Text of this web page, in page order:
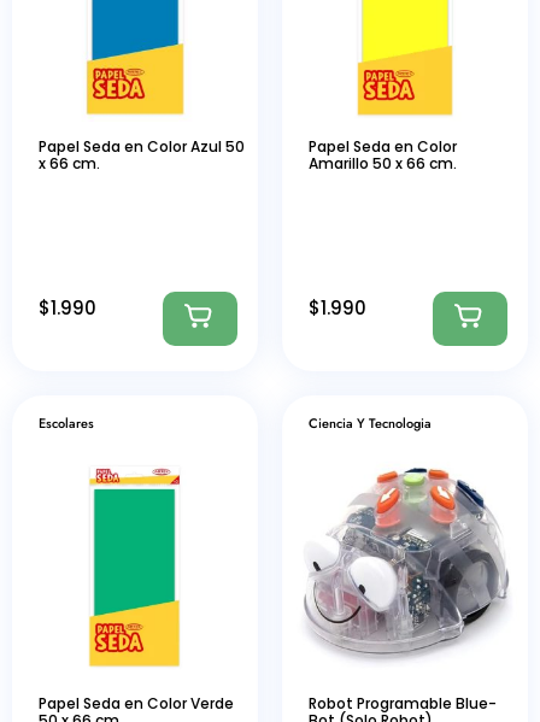
Papel Seda en Color Azul 50
x 66 cm.
$1.990
Papel Seda en Color
Amarillo 50 x 66 cm.
$1.990
Escolares
Papel Seda en Color Verde
Ciencia Y Tecnologia
Robot Programable Blue-